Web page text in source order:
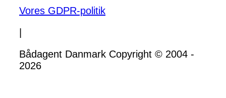
Vores GDPR-politik
Bådagent Danmark Copyright © 2004 -
2026